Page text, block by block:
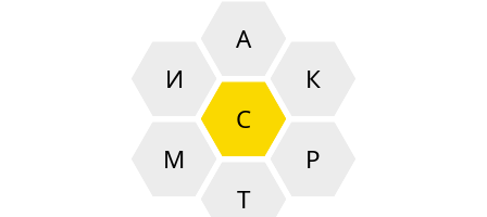
С
А
И
К
М
Р
Т